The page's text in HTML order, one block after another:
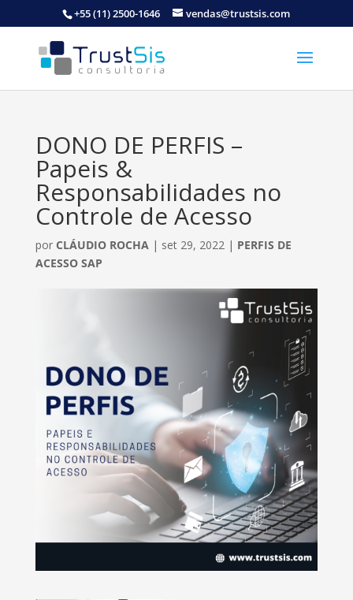
+55 (11) 2500-1646 vendas@trustsis.com
DONO DE PERFIS –
Papeis &
Responsabilidades no
Controle de Acesso
por CLÁUDIO ROCHA| set 29, 2022| PERFIS DE
ACESSO SAP